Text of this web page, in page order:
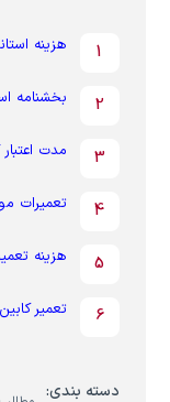
هزینه
بخشنامه
مدت
تعمیرات
هزینه
تعمیر
دسته بندی: